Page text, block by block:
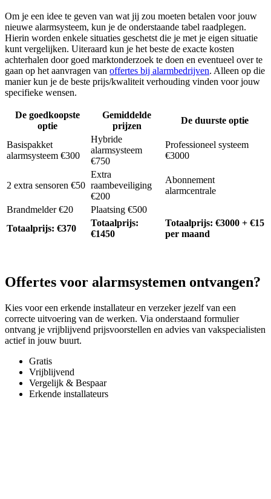
Om je een idee te geven van wat jij zou moeten betalen voor jouw
nieuwe alarmsysteem, kun je de onderstaande tabel raadplegen.
Hierin worden enkele situaties geschetst die je met je eigen situatie
kunt vergelijken. Uiteraard kun je het beste de exacte kosten
achterhalen door goed marktonderzoek te doen en eventueel over te
gaan op het aanvragen van offertes bij alarmbedrijven. Alleen op die
manier kun je de beste prijs/kwaliteit verhouding vinden voor jouw
specifieke wensen.
De goedkoopste
optie
Gemiddelde
prijzen
De duurste optie
Basispakket
alarmsysteem €300
Hybride
alarmsysteem
€750
Professioneel systeem
€3000
2 extra sensoren €50
Extra
raambeveiliging
€200
Abonnement
alarmcentrale
Brandmelder €20
Plaatsing €500
Totaalprijs: €370
Totaalprijs:
€1450
Totaalprijs: €3000 + €15
per maand
Offertes voor alarmsystemen ontvangen?
Kies voor een erkende installateur en verzeker jezelf van een
correcte uitvoering van de werken. Via onderstaand formulier
ontvang je vrijblijvend prijsvoorstellen en advies van vakspecialisten
actief in jouw buurt.
Gratis
Vrijblijvend
Vergelijk & Bespaar
Erkende installateurs